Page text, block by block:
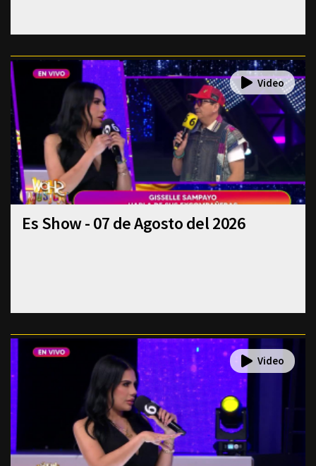
Es Show - 07 de Agosto del 2026